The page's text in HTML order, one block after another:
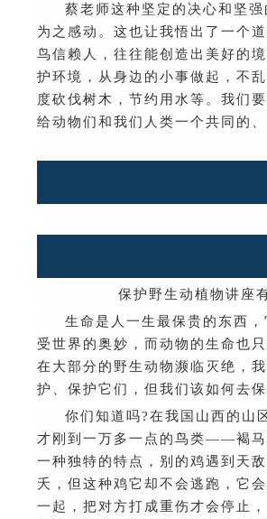
蔡老师这种坚定的决心和坚
为之感动。这也让我悟出了一个道
鸟信赖人，往往能创造出美好的
护环境，从身边的小事做起，不
度砍伐树木，节约用水等。我们要
给动物们和我们人类一个共同的、
保护野生动植物讲座
生命是人一生最保贵的东西
受世界的奥妙，而动物的生命也
在大部分的野生动物濒临灭绝，
护、保护它们，但我们该如何去保
你们知道吗?在我国山西的山
才刚到一万多一点的鸟类——褐
一种独特的特点，别的鸡遇到天
夭，但这种鸡它却不会逃跑，它
一起，把对方打成重伤才会停止